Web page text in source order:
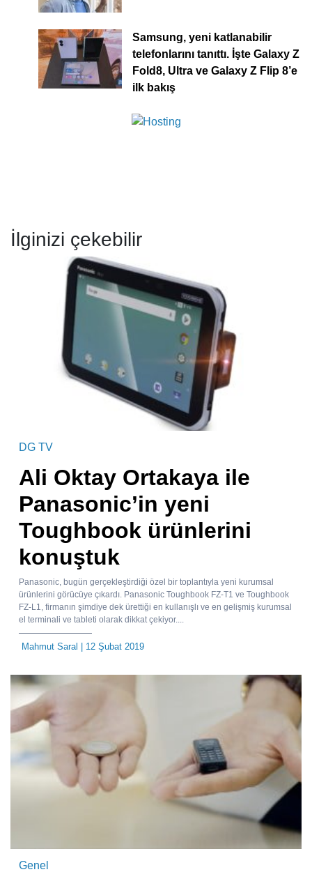
Samsung, yeni katlanabilir
telefonlarını tanıttı. İşte Galaxy Z
Fold8, Ultra ve Galaxy Z Flip 8’e
ilk bakış
İlginizi çekebilir
DG TV
Ali Oktay Ortakaya ile
Panasonic’in yeni
Toughbook ürünlerini
konuştuk
Panasonic, bugün gerçekleştirdiği özel bir toplantıyla yeni kurumsal
ürünlerini görücüye çıkardı. Panasonic Toughbook FZ-T1 ve Toughbook
FZ-L1, firmanın şimdiye dek ürettiği en kullanışlı ve en gelişmiş kurumsal
el terminali ve tableti olarak dikkat çekiyor....
Mahmut Saral | 12 Şubat 2019
Genel